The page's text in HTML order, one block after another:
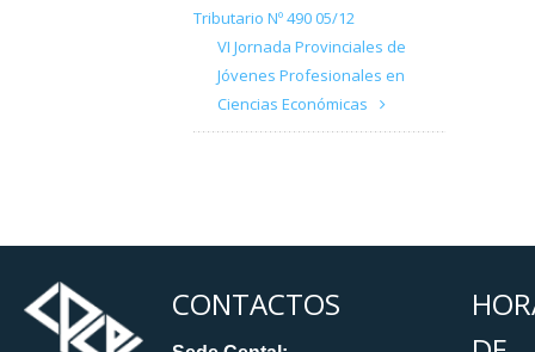
Tributario Nº 490 05/12
VI Jornada Provinciales de
Jóvenes Profesionales en
Ciencias Económicas
CONTACTOS